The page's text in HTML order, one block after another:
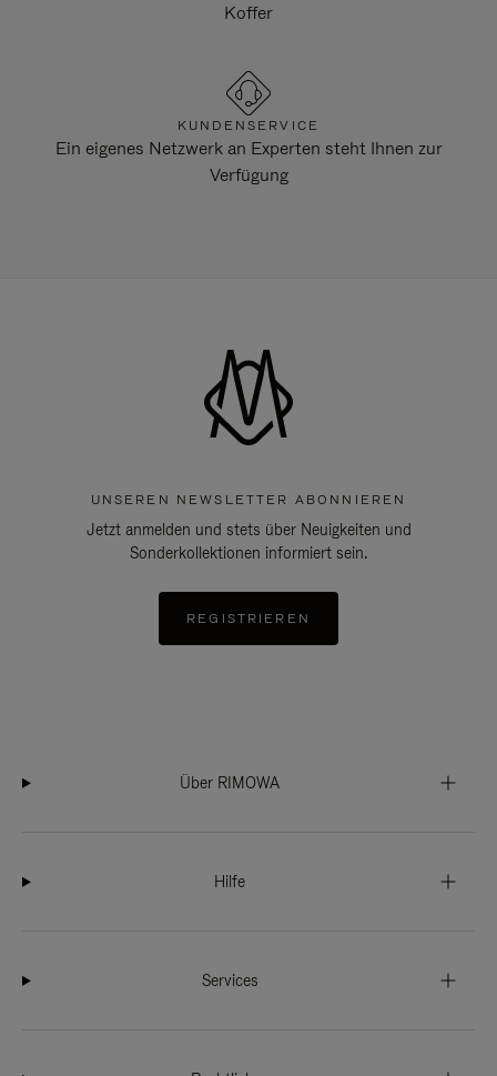
Koffer
KUNDENSERVICE
Ein eigenes Netzwerk an Experten steht Ihnen zur
Verfügung
UNSEREN NEWSLETTER ABONNIEREN
Jetzt anmelden und stets über Neuigkeiten und
Sonderkollektionen informiert sein.
REGISTRIEREN
Über RIMOWA
Hilfe
Services